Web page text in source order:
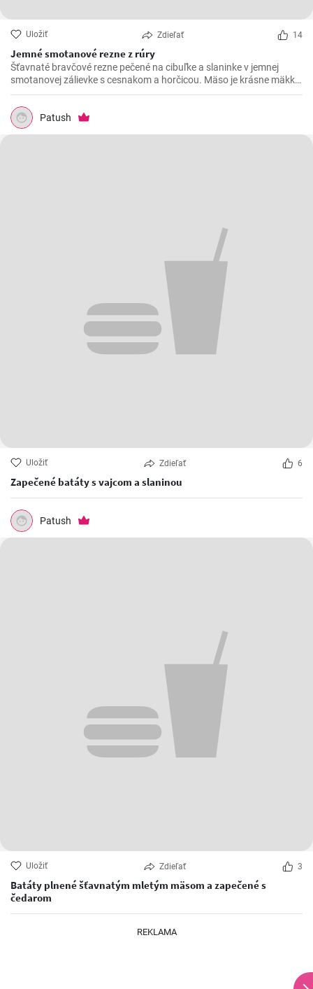
Uložiť Zdieľať 14
Jemné smotanové rezne z rúry
Šťavnaté bravčové rezne pečené na cibuľke a slaninke v jemnej
smotanovej zálievke s cesnakom a horčicou. Mäso je krásne mäkké
a doslova sa rozpadá.
Patush
Uložiť Zdieľať 6
Zapečené batáty s vajcom a slaninou
Patush
Uložiť Zdieľať 3
Batáty plnené šťavnatým mletým mäsom a zapečené s
čedarom
REKLAMA